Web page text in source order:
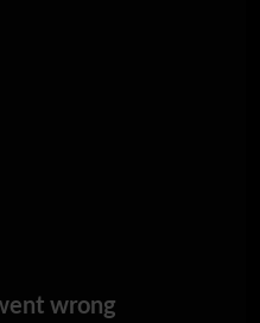
wrong